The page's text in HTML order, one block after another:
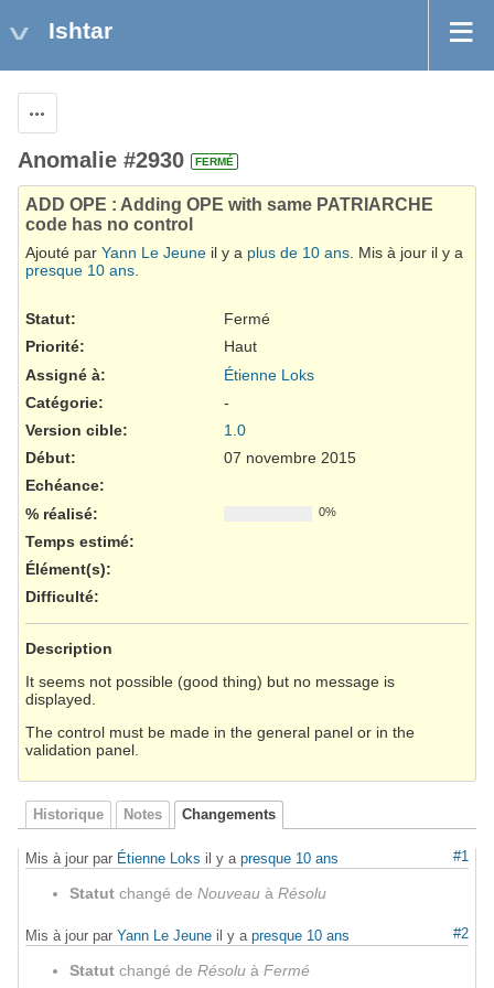
Ishtar
Anomalie #2930 FERMÉ
ADD OPE : Adding OPE with same PATRIARCHE
code has no control
Ajouté par Yann Le Jeune il y a plus de 10 ans. Mis à jour il y a
presque 10 ans.
Statut:
Fermé
Priorité:
Haut
Assigné à:
Étienne Loks
Catégorie:
-
Version cible:
1.0
Début:
07 novembre 2015
Echéance:
% réalisé:
0%
Temps estimé:
Élément(s):
Difficulté:
Description
It seems not possible (good thing) but no message is
displayed.
The control must be made in the general panel or in the
validation panel.
Historique Notes Changements
#1
Mis à jour par Étienne Loks il y a presque 10 ans
Statut changé de Nouveau à Résolu
#2
Mis à jour par Yann Le Jeune il y a presque 10 ans
Statut changé de Résolu à Fermé